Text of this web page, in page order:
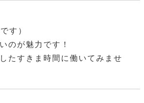
す）
のが魅力です！
たすきま時間に働いてみませ